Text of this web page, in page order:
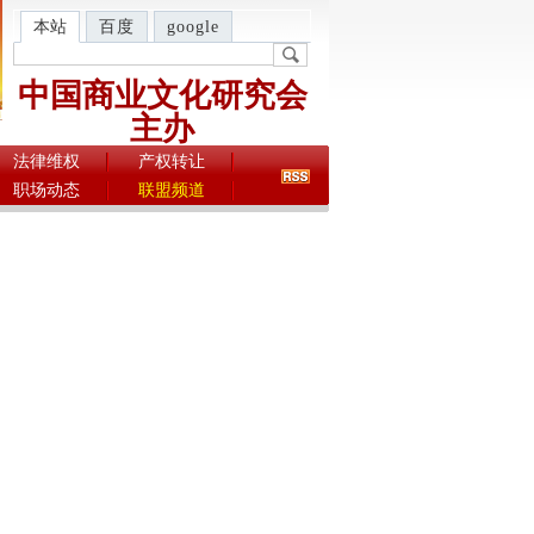
本站 百度 google
中国商业文化研究会
主办
法律维权
产权转让
职场动态 联盟频道